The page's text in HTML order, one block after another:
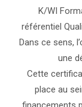
K/WI
référentiel
Dans ce sens,
une
Cette
place au